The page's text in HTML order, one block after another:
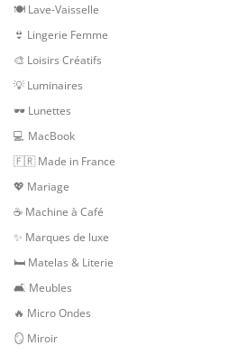
🍽 Lave-Vaisselle
👙 Lingerie Femme
🎨 Loisirs Créatifs
💡 Luminaires
🕶 Lunettes
💻 MacBook
🇫🇷 Made in France
💖 Mariage
☕ Machine à Café
✨ Marques de luxe
🛏 Matelas & Literie
🛋 Meubles
🔥 Micro Ondes
🪞 Miroir